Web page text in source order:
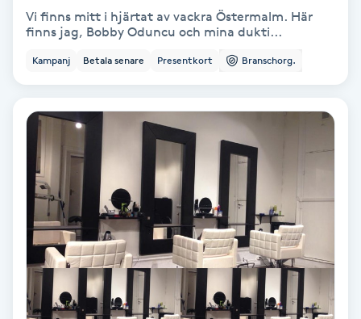
Idrottsmassage
IPL hårborttagning
IR-massage
Japansk massage
Vi finns mitt i hjärtat av vackra Östermalm. Här
finns jag, Bobby Oduncu och mina dukti...
Kampanj Betala senare Presentkort Branschorg.